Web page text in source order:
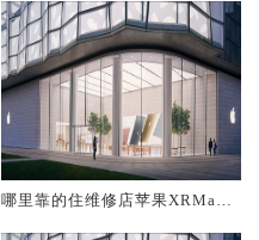
哪里靠的住维修店苹果XRMax